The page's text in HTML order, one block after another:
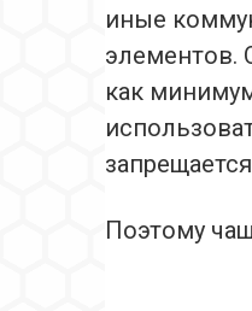
иные
элементов.
как
Поэтому